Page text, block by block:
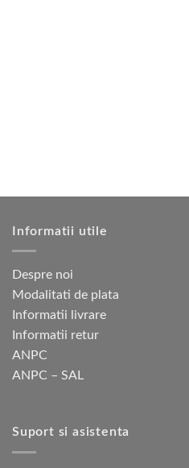
Informatii utile
Despre noi
Modalitati de plata
Informatii livrare
Informatii retur
ANPC
ANPC – SAL
Suport si asistenta